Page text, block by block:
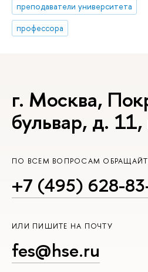
преподаватели университета
профессора
г. Москва,
бульвар, д.
ПО ВСЕМ ВОПРОСАМ
+7 (495) 628-
ИЛИ ПИШИТЕ НА ПОЧТУ
fes@hse.ru